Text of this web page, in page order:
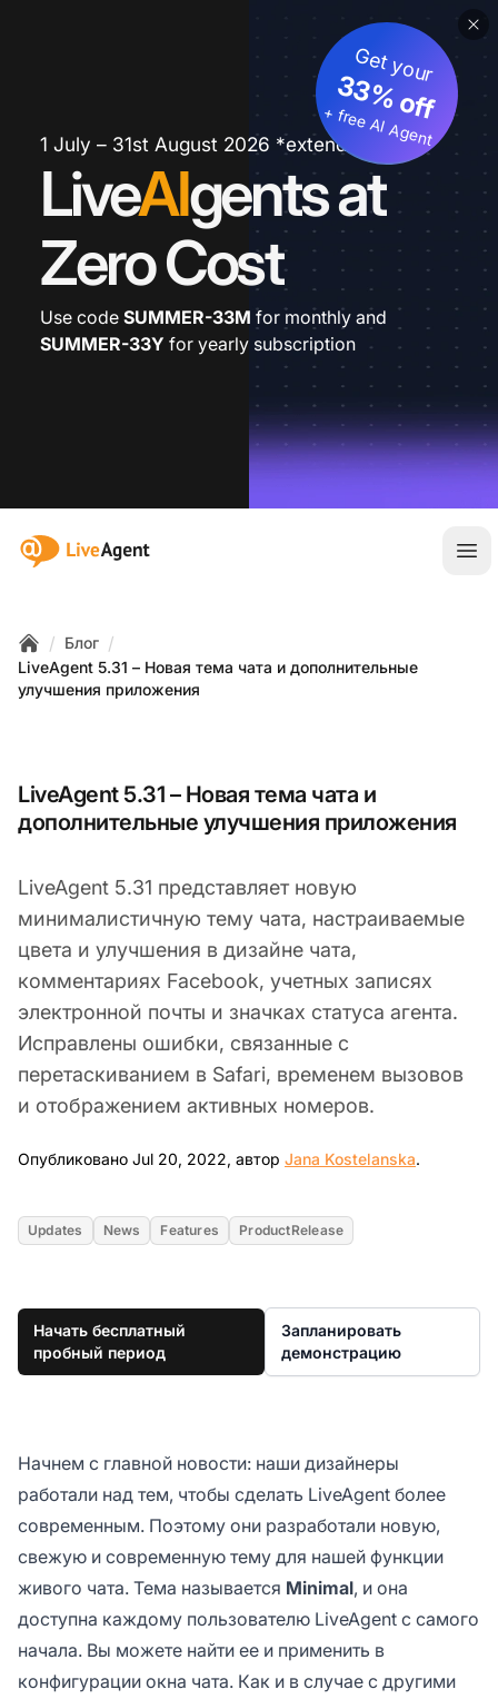
1 July – 31st August 2026 *extended
LiveAIgents at
Zero Cost
Get your
33% off
+ free AI Agent
Use code SUMMER-33M for monthly and
SUMMER-33Y for yearly subscription
:site.title
Home
/ Блог /
LiveAgent 5.31 – Новая тема чата и дополнительные
улучшения приложения
LiveAgent 5.31 – Новая тема чата и
дополнительные улучшения приложения
LiveAgent 5.31 представляет новую
минималистичную тему чата, настраиваемые
цвета и улучшения в дизайне чата,
комментариях Facebook, учетных записях
электронной почты и значках статуса агента.
Исправлены ошибки, связанные с
перетаскиванием в Safari, временем вызовов
и отображением активных номеров.
Опубликовано Jul 20, 2022, автор Jana Kostelanska.
Updates News Features ProductRelease
Начать бесплатный
пробный период
Запланировать
демонстрацию
Начнем с главной новости: наши дизайнеры
работали над тем, чтобы сделать LiveAgent более
современным. Поэтому они разработали новую,
свежую и современную тему для нашей функции
живого чата. Тема называется Minimal, и она
доступна каждому пользователю LiveAgent с самого
начала. Вы можете найти ее и применить в
конфигурации окна чата. Как и в случае с другими